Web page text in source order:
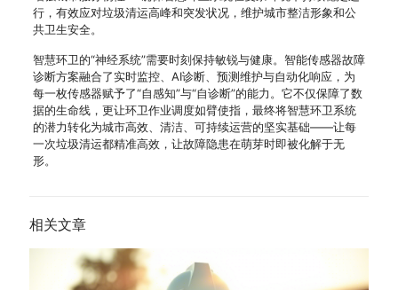
行，有效应对垃圾清运高峰和突发状况，维护城市整洁形象和公
共卫生安全。
智慧环卫的“神经系统”需要时刻保持敏锐与健康。智能传感器故障
诊断方案融合了实时监控、AI诊断、预测维护与自动化响应，为
每一枚传感器赋予了“自感知”与“自诊断”的能力。它不仅保障了数
据的生命线，更让环卫作业调度如臂使指，最终将智慧环卫系统
的潜力转化为城市高效、清洁、可持续运营的坚实基础——让每
一次垃圾清运都精准高效，让故障隐患在萌芽时即被化解于无
形。
相关文章